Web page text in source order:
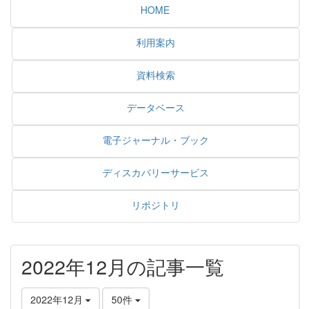
HOME
利用案内
資料検索
データベース
電子ジャーナル・ブック
ディスカバリーサービス
リポジトリ
2022年12月の記事一覧
2022年12月 50件